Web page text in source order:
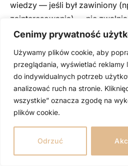
Cenimy prywatność
Używamy plików cookie, aby
przeglądania, wyświetlać reklamy
do indywidualnych potrzeb
analizować ruch na stronie.
wszystkie” oznacza zgodę na
plików cookie.
Odrzuć
wiedzy — jeśli był zawiniony
zainteresowania) — nie
odpowiedzialnością karną?
Tak. Otwarcie postępowania
właściwym czasie jest
odpowiedzialności cywilnej
kluczowy argument obrony